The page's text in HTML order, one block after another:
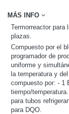
MÁS INFO
Termorreactor para
plazas.
Compuesto por el
programador de
uniforme y
la temperatura y
compuesto por: - 1
tiempo/
para tubos
para DQO.